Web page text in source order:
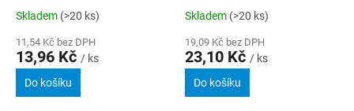
Skladem (>20 ks)
11,54 Kč bez DPH
13,96 Kč / ks
Do košíku
Skladem (>20 ks)
19,09 Kč bez DPH
23,10 Kč / ks
Do košíku